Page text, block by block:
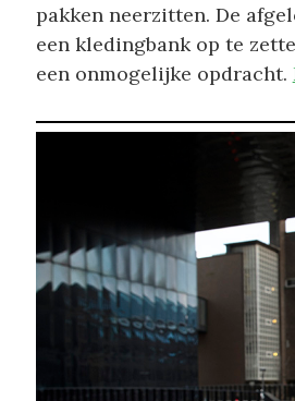
pakken neerzitten. De
een kledingbank op te
een onmogelijke opdracht.